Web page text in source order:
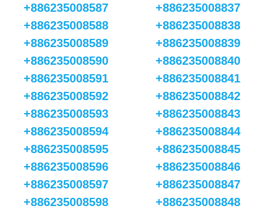
+886235008587
+886235008588
+886235008589
+886235008590
+886235008591
+886235008592
+886235008593
+886235008594
+886235008595
+886235008596
+886235008597
+886235008598
+886235008837
+886235008838
+886235008839
+886235008840
+886235008841
+886235008842
+886235008843
+886235008844
+886235008845
+886235008846
+886235008847
+886235008848